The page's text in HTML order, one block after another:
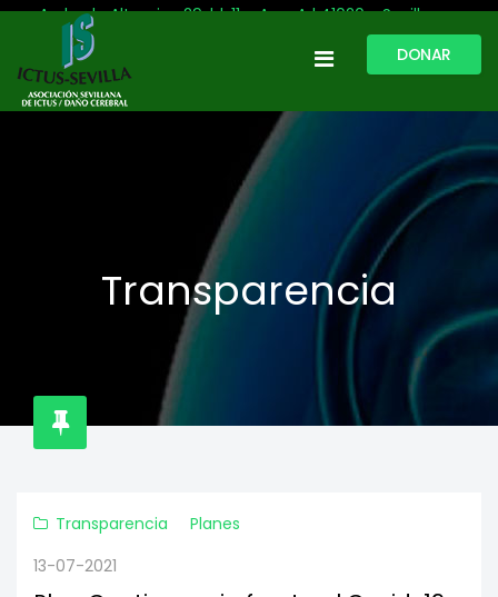
Avda. de Altamira, 29, bl. 11 – Acc. A | 41020 - Sevilla
954 513 999
ictussevilla@hotmail.com
DONAR
Transparencia
Transparencia
Planes
13-07-2021